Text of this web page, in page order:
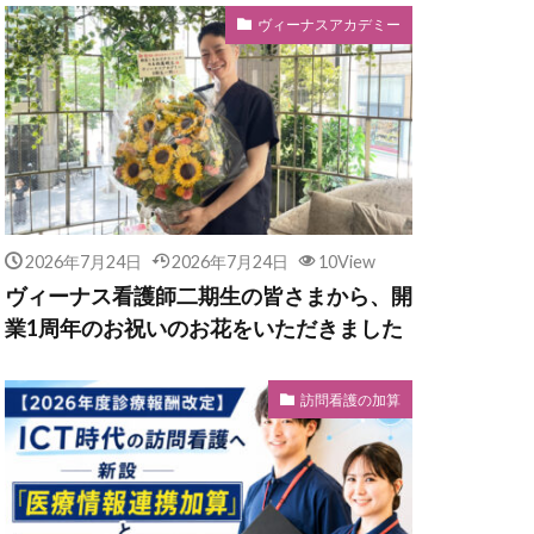
ヴィーナスアカデミー
2026年7月24日 2026年7月24日 10View
ヴィーナス看護師二期生の皆さまから、開
業1周年のお祝いのお花をいただきました
訪問看護の加算